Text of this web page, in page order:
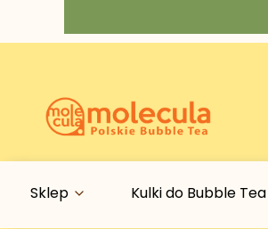
Sklep Kulki do Bubble Tea